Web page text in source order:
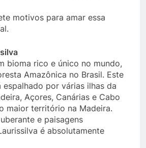
motivos para amar essa
bioma rico e único no mundo,
Amazônica no Brasil. Este
espalhado por várias ilhas da
Açores, Canárias e Cabo
maior território na Madeira.
e paisagens
é absolutamente